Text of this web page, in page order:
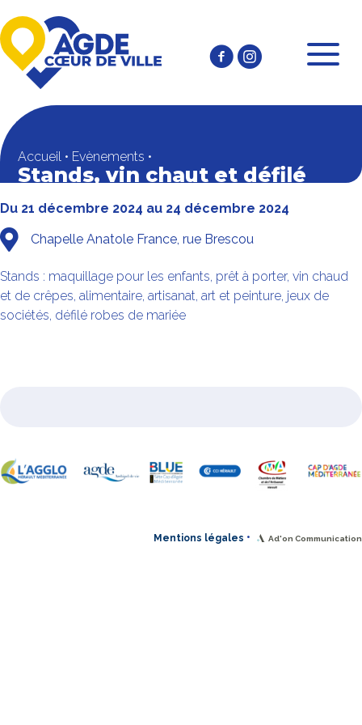
Accueil • Evènements •
Stands, vin chaut et défilé
Du 21 décembre 2024 au 24 décembre 2024
Chapelle Anatole France, rue Brescou
Stands : maquillage pour les enfants, prêt à porter, vin chaud
et de crêpes, alimentaire, artisanat, art et peinture, jeux de
sociétés, défilé robes de mariée
Mentions légales • Ad'on Communication